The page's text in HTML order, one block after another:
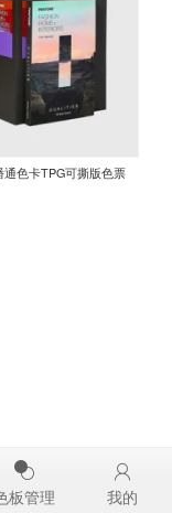
通色卡TPG可撕版色票
板管理 我的